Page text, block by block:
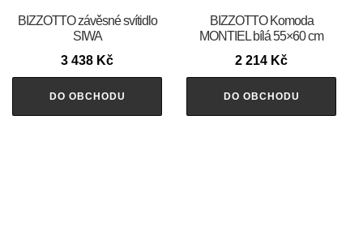
BIZZOTTO závěsné svítidlo
SIWA
3 438 Kč
DO OBCHODU
BIZZOTTO Komoda
MONTIEL bílá 55×60 cm
2 214 Kč
DO OBCHODU